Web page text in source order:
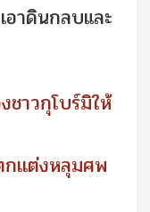
อาดินกลบและ
ชาวกุโบร์มิให้
เเต่งหลุมศพ